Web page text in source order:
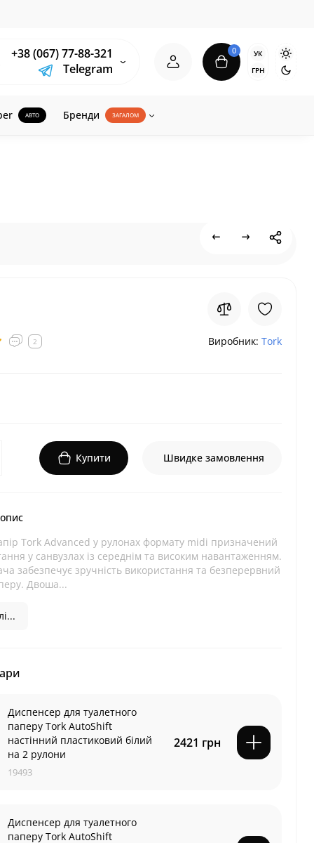
+38 (067) 77-88-321
Telegram
0
УК
ГРН
АВТО Бренди ЗАГАЛОМ
2 Виробник: Tork
Купити Швидке замовлення
Tork Advanced у рулонах формату midi призначений
у санвузлах із середнім та високим навантаженням.
забезпечує зручність використання та безперервний
Двоша...
Диспенсер для туалетного
паперу Tork AutoShift
настінний пластиковий білий
на 2 рулони
19493
2421 грн
Диспенсер для туалетного
паперу Tork AutoShift